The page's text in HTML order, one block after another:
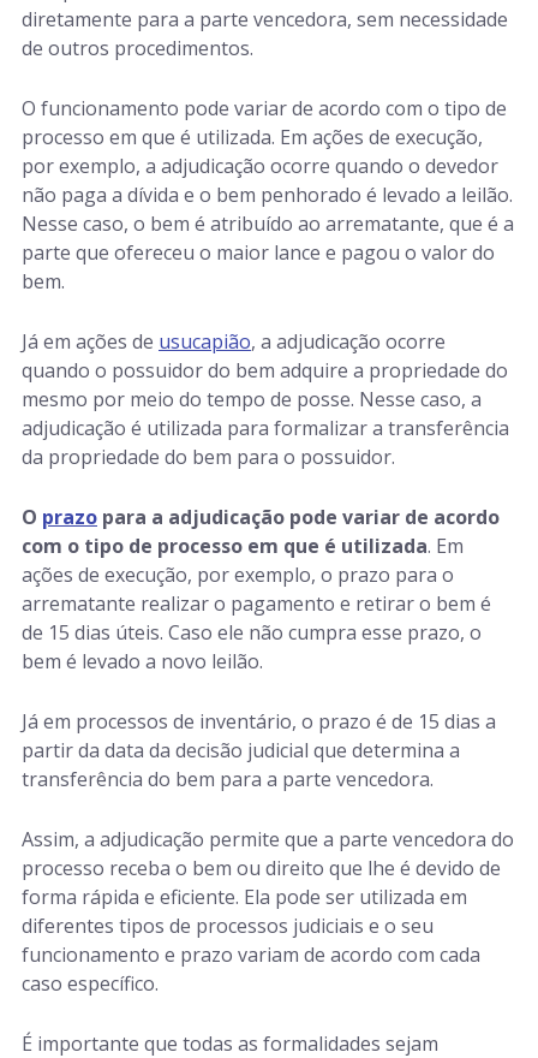
diretamente para a parte vencedora, sem necessidade
de outros procedimentos.
O funcionamento pode variar de acordo com o tipo de
processo em que é utilizada. Em ações de execução,
por exemplo, a adjudicação ocorre quando o devedor
não paga a dívida e o bem penhorado é levado a leilão.
Nesse caso, o bem é atribuído ao arrematante, que é a
parte que ofereceu o maior lance e pagou o valor do
bem.
Já em ações de usucapião, a adjudicação ocorre
quando o possuidor do bem adquire a propriedade do
mesmo por meio do tempo de posse. Nesse caso, a
adjudicação é utilizada para formalizar a transferência
da propriedade do bem para o possuidor.
O prazo para a adjudicação pode variar de acordo
com o tipo de processo em que é utilizada. Em
ações de execução, por exemplo, o prazo para o
arrematante realizar o pagamento e retirar o bem é
de 15 dias úteis. Caso ele não cumpra esse prazo, o
bem é levado a novo leilão.
Já em processos de inventário, o prazo é de 15 dias a
partir da data da decisão judicial que determina a
transferência do bem para a parte vencedora.
Assim, a adjudicação permite que a parte vencedora do
processo receba o bem ou direito que lhe é devido de
forma rápida e eficiente. Ela pode ser utilizada em
diferentes tipos de processos judiciais e o seu
funcionamento e prazo variam de acordo com cada
caso específico.
É importante que todas as formalidades sejam